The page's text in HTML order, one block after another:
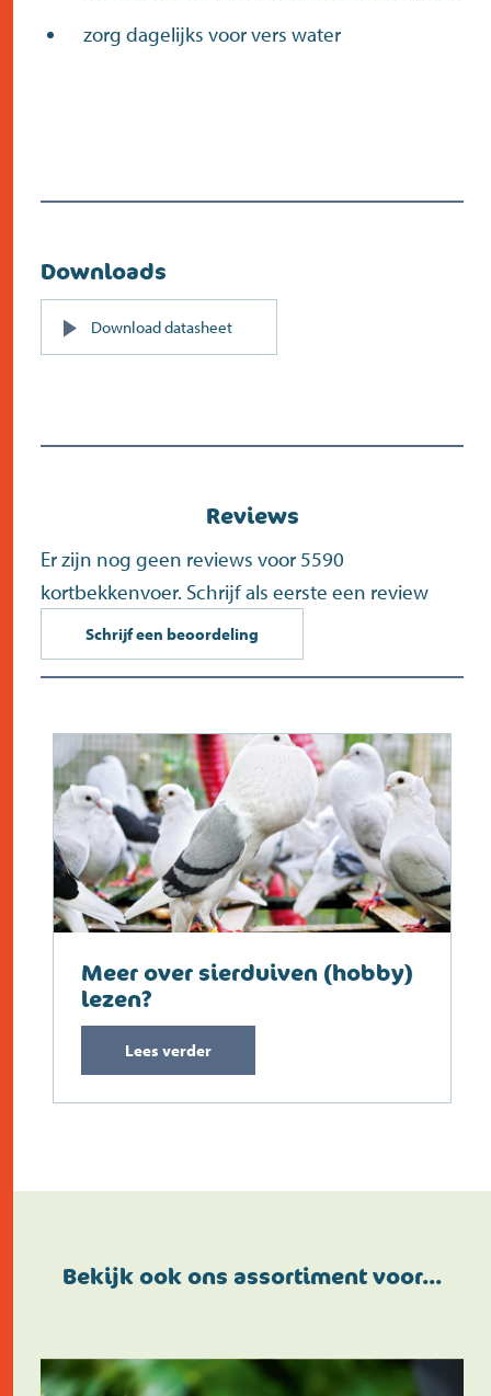
zorg dagelijks voor vers water
Downloads
Download datasheetPDF
(opent
Reviews
Er zijn nog geen reviews voor 5590
kortbekkenvoer. Schrijf als eerste een review
Schrijf een beoordeling
Meer over sierduiven (hobby)
lezen?
Lees verder
Bekijk ook ons assortiment voor…